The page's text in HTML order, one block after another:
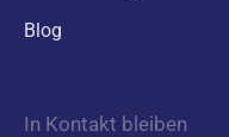
Blog
In Kontakt bleiben